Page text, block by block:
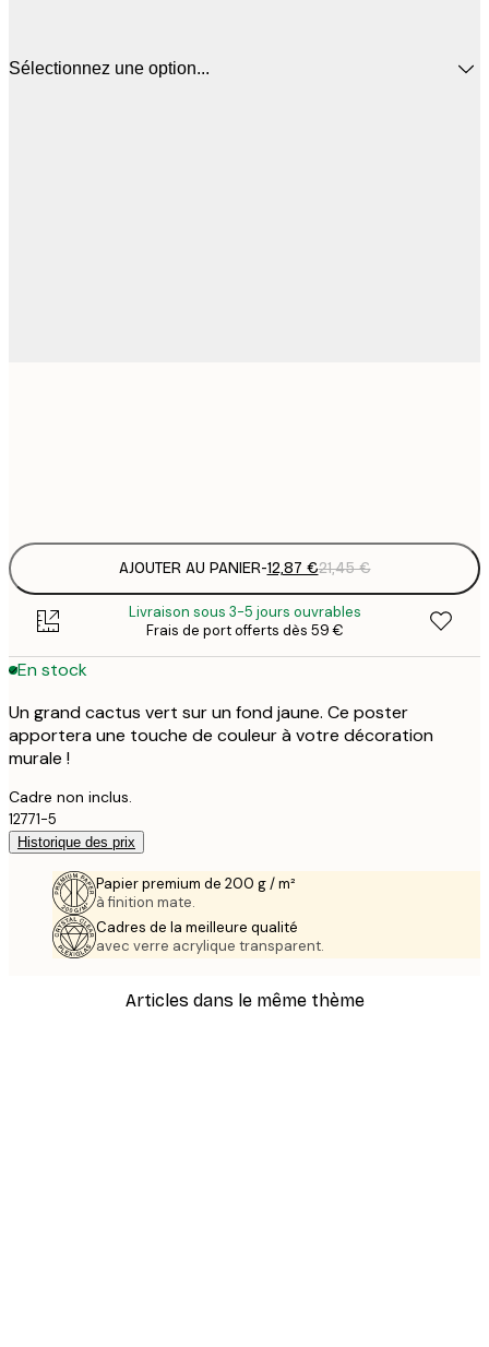
Sélectionnez une option...
AJOUTER AU PANIER-12,87 €21,45 €
Livraison sous 3-5 jours ouvrables
Frais de port offerts dès 59 €
En stock
Un grand cactus vert sur un fond jaune. Ce poster
apportera une touche de couleur à votre décoration
murale !
Cadre non inclus.
12771-5
Historique des prix
Papier premium de 200 g / m²
à finition mate.
Cadres de la meilleure qualité
avec verre acrylique transparent.
Articles dans le même thème